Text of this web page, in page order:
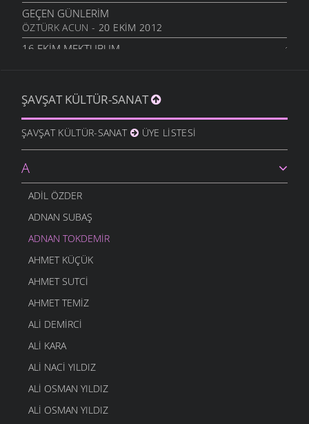
GEÇEN GÜNLERIM
ÖZTÜRK ACUN - 20 EKIM 2012
16.EKIM MEKTUBUM
KIBAR ALTUNAL- 5 EKIM 2012
BAHTINA KÜSME
KIBAR ALTUNAL- 5 EKIM 2012
BENDEN SELAM GÖTÜRÜN
KIBAR ALTUNAL
GECE GÖZLÜM
ŞAVŞAT KÜLTÜR-SANAT
ŞAVŞAT KÜLTÜR-SANAT ÜYE LISTESI
A
ADIL ÖZDER
ADNAN SUBAŞ
ADNAN TOKDEMIR
AHMET KÜÇÜK
AHMET SUTCI
AHMET TEMIZ
ALI DEMIRCI
ALI KARA
ALI NACI YILDIZ
ALI OSMAN YILDIZ
ALI OSMAN YILDIZ